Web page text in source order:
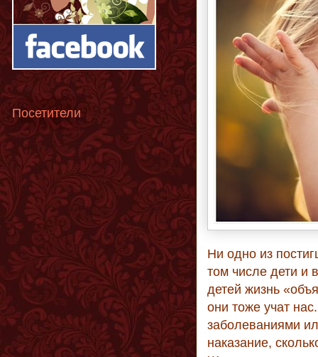
Ни одно из
том числе дети и
детей жизнь
они тоже учат
заболеваниями
наказание,
Посетители